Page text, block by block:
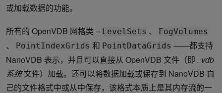
或加载数据的功能。
所有的 OpenVDB 网格类 – LevelSets 、 FogVolumes
、 PointIndexGrids 和 PointDataGrids ——都支持
NanoVDB 表示，并且可以直接从 OpenVDB 文件（即 . vdb
系统文件）加载。还可以将数据加载或保存到 NanoVDB 自
己的文件格式中或从中保存，该格式本质上是其内存流的一